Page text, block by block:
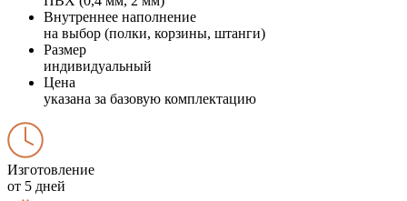
Внутреннее наполнение
на выбор (полки, корзины, штанги)
Размер
индивидуальный
Цена
указана за базовую комплектацию
Изготовление
от 5 дней